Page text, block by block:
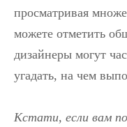
просматривая
можете отметить
дизайнеры могут
угадать, на чем
Кстати, если вам